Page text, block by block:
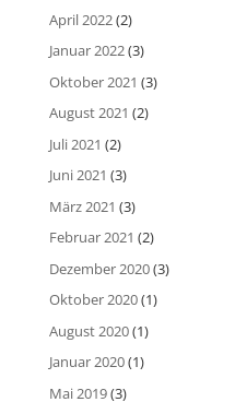
April 2022(2)
Januar 2022(3)
Oktober 2021 (3)
August 2021 (2)
Juli 2021 (2)
Juni 2021 (3)
März 2021 (3)
Februar 2021 (2)
Dezember 2020(3)
Oktober 2020(1)
August 2020(1)
Januar 2020(1)
Mai 2019(3)